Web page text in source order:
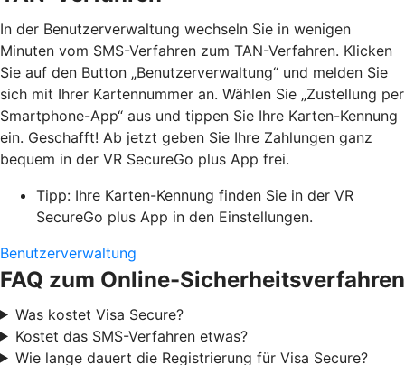
In der Benutzerverwaltung wechseln Sie in wenigen
Minuten vom SMS-Verfahren zum TAN-Verfahren. Klicken
Sie auf den Button „Benutzerverwaltung“ und melden Sie
sich mit Ihrer Kartennummer an. Wählen Sie „Zustellung per
Smartphone-App“ aus und tippen Sie Ihre Karten-Kennung
ein. Geschafft! Ab jetzt geben Sie Ihre Zahlungen ganz
bequem in der VR SecureGo plus App frei.
Tipp: Ihre Karten-Kennung finden Sie in der VR
SecureGo plus App in den Einstellungen.
Benutzerverwaltung
FAQ zum Online-Sicherheitsverfahren
Was kostet Visa Secure?
Kostet das SMS-Verfahren etwas?
Wie lange dauert die Registrierung für Visa Secure?